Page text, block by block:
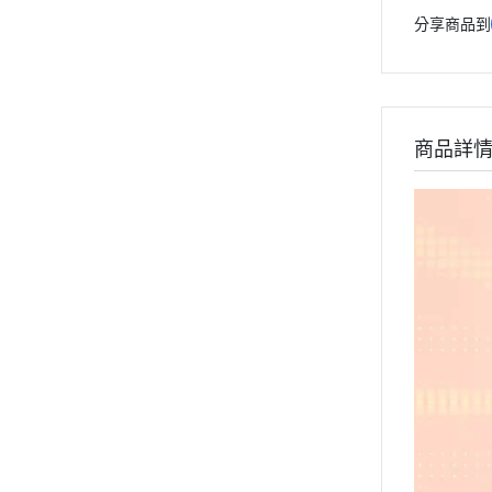
分享商品到
商品詳情